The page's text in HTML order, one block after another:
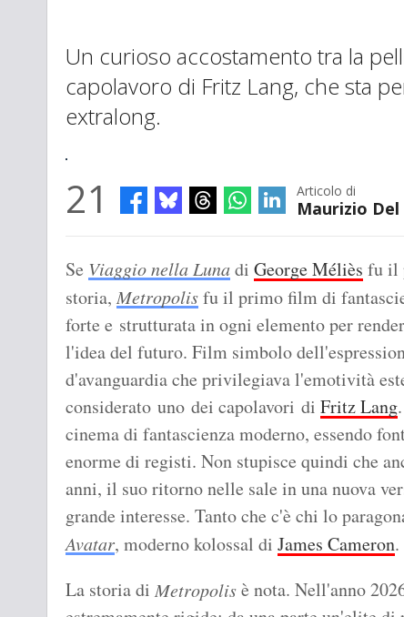
Un curioso accostamento tra la
capolavoro di Fritz Lang, che sta
extralong.
21 Articolo di
Maurizio Del
Se Viaggio nella Lunadi George Méliès fu il
storia, Metropolisfu il primo film di
forte e strutturata in ogni elemento per
l'idea del futuro. Film simbolo
d'avanguardia che privilegiava l'emotività
considerato uno dei capolavori di Fritz Lang.
cinema di fantascienza moderno, essendo
enorme di registi. Non stupisce quindi che
anni, il suo ritorno nelle sale in una nuova
grande interesse. Tanto che c'è chi lo
Avatar, moderno kolossal di James Cameron.
La storia di Metropolisè nota. Nell'anno